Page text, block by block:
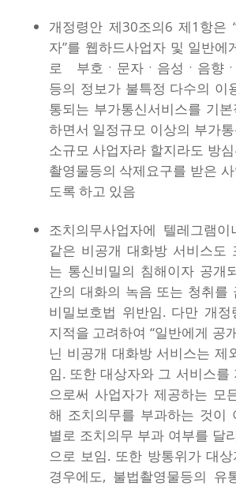
개정령안 제30조의6 제1항은
자”를 웹하드사업자 및 일반에
로 부호ㆍ문자ㆍ음성ㆍ음향
등의 정보가 불특정 다수의 이
통되는 부가통신서비스를 기
하면서 일정규모 이상의 부가
소규모 사업자라 할지라도 방
촬영물등의 삭제요구를 받은
도록 하고 있음
조치의무사업자에 텔레그램
같은 비공개 대화방 서비스도
는 통신비밀의 침해이자 공개
간의 대화의 녹음 또는 청취를
비밀보호법 위반임. 다만 개
지적을 고려하여 “일반에게 공
닌 비공개 대화방 서비스는 제
임. 또한 대상자와 그 서비스를
으로써 사업자가 제공하는 모
해 조치의무를 부과하는 것이
별로 조치의무 부과 여부를 달
으로 보임. 또한 방통위가 대
경우에도, 불법촬영물등의 유